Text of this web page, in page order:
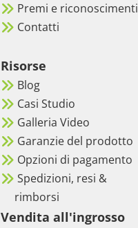
Premi e riconoscimenti
Contatti
Risorse
Blog
Casi Studio
Galleria Video
Garanzie del prodotto
Opzioni di pagamento
Spedizioni, resi &
rimborsi
Vendita all'ingrosso